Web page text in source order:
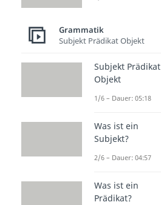
Grammatik
Subjekt Prädikat Objekt
Subjekt Prädikat
Objekt
1/6 – Dauer: 05:18
Was ist ein
Subjekt?
2/6 – Dauer: 04:57
Was ist ein
Prädikat?